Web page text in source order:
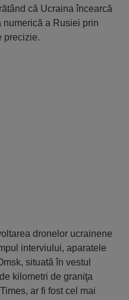
că Ucraina încearcă
a Rusiei prin
precizie.
dronelor ucrainene
interviului, aparatele
situată în vestul
kilometri de graniţa
ar fi fost cel mai